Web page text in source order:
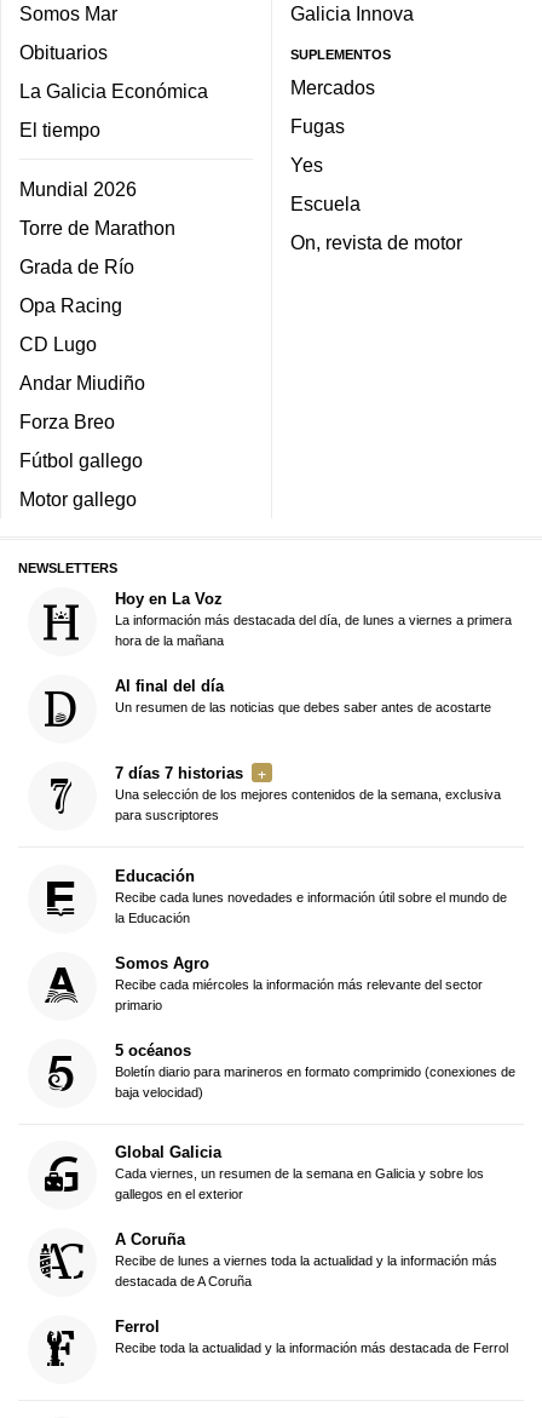
Somos Mar
Obituarios
La Galicia Económica
El tiempo
Mundial 2026
Torre de Marathon
Grada de Río
Opa Racing
CD Lugo
Andar Miudiño
Forza Breo
Fútbol gallego
Motor gallego
Galicia Innova
SUPLEMENTOS
Mercados
Fugas
Yes
Escuela
On, revista de motor
NEWSLETTERS
Hoy en La Voz
La información más destacada del día, de lunes a viernes a primera
hora de la mañana
Al final del día
Un resumen de las noticias que debes saber antes de acostarte
7 días 7 historias
Una selección de los mejores contenidos de la semana, exclusiva
para suscriptores
Educación
Recibe cada lunes novedades e información útil sobre el mundo de
la Educación
Somos Agro
Recibe cada miércoles la información más relevante del sector
primario
5 océanos
Boletín diario para marineros en formato comprimido (conexiones de
baja velocidad)
Global Galicia
Cada viernes, un resumen de la semana en Galicia y sobre los
gallegos en el exterior
A Coruña
Recibe de lunes a viernes toda la actualidad y la información más
destacada de A Coruña
Ferrol
Recibe toda la actualidad y la información más destacada de Ferrol